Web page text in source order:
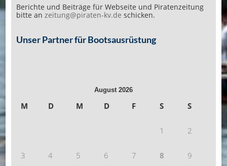
Berichte und Beiträge für Webseite und Piratenzeitung
bitte an zeitung@piraten-kv.de schicken.
Unser Partner für Bootsausrüstung
August 2026
M D M D F S S
1 2
3 4 5 6 7 8 9